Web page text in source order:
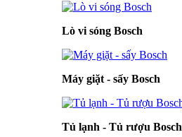
Lò vi sóng Bosch
Máy giặt - sấy Bosch
Tủ lạnh - Tủ rượu Bosch